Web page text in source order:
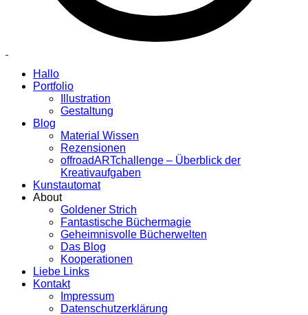
Hallo
Portfolio
Illustration
Gestaltung
Blog
Material Wissen
Rezensionen
offroadARTchallenge – Überblick der
Kreativaufgaben
Kunstautomat
About
Goldener Strich
Fantastische Büchermagie
Geheimnisvolle Bücherwelten
Das Blog
Kooperationen
Liebe Links
Kontakt
Impressum
Datenschutzerklärung